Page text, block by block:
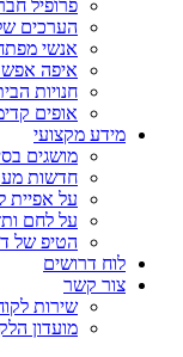
פרופיל
הערכים
אנשי
איפה
חנויות
אופים
מידע מקצועי
מושגים
חדשות
על אפיית
על לחם
הטיפ של
לוח דרושים
צור קשר
שירות
מועדון